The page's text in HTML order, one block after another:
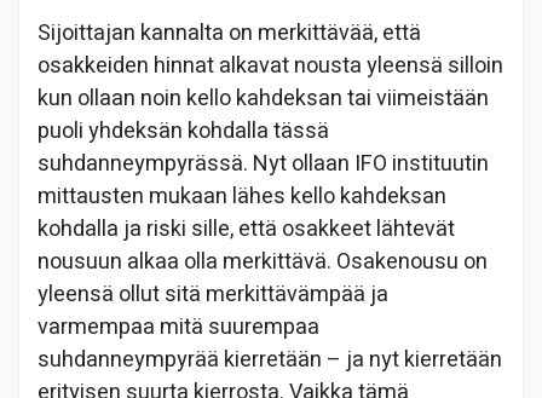
Sijoittajan kannalta on merkittävää, että
osakkeiden hinnat alkavat nousta yleensä silloin
kun ollaan noin kello kahdeksan tai viimeistään
puoli yhdeksän kohdalla tässä
suhdanneympyrässä. Nyt ollaan IFO instituutin
mittausten mukaan lähes kello kahdeksan
kohdalla ja riski sille, että osakkeet lähtevät
nousuun alkaa olla merkittävä. Osakenousu on
yleensä ollut sitä merkittävämpää ja
varmempaa mitä suurempaa
suhdanneympyrää kierretään – ja nyt kierretään